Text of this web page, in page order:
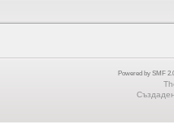
Powered by SMF